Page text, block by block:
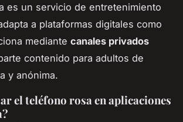
es un servicio de entretenimiento
a plataformas digitales como
mediante canales privados
contenido para adultos de
y anónima.
el teléfono rosa en aplicaciones